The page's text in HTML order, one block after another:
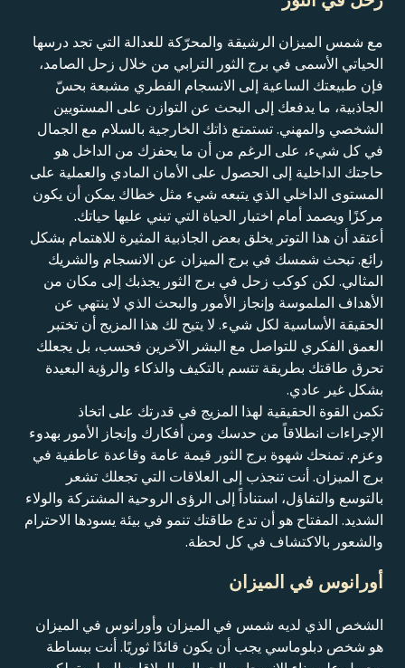
مع شمس الميزان الرشيقة والمحرّكة للعدالة التي تجد درسها
الحياتي الأسمى في برج الثور الترابي من خلال زحل الصامد،
فإن طبيعتك الساعية إلى الانسجام الفطري مشبعة بحسّ
الجاذبية، ما يدفعك إلى البحث عن التوازن على المستويين
الشخصي والمهني. تستمتع ذاتك الخارجية بالسلام مع الجمال
في كل شيء، على الرغم من أن ما يحفزك من الداخل هو
حاجتك الداخلية إلى الحصول على الأمان المادي والعملية على
المستوى الداخلي الذي يتبعه شيء مثل خطاك يمكن أن يكون
مركزًا ويصمد أمام اختبار الحياة التي تبني عليها حياتك.
أعتقد أن هذا التوتر يخلق بعض الجاذبية المثيرة للاهتمام بشكل
رائع. تبحث شمسك في برج الميزان عن الانسجام والشريك
المثالي. لكن كوكب زحل في برج الثور يجذبك إلى مكان من
الأهداف الملموسة وإنجاز الأمور والبحث الذي لا ينتهي عن
الحقيقة الأساسية لكل شيء. لا يتيح لك هذا المزيج أن تختبر
العمق الفكري للتواصل مع البشر الآخرين فحسب، بل يجعلك
تحرق طاقتك بطريقة تتسم بالتكيف والذكاء والرؤية البعيدة
بشكل غير عادي.
تكمن القوة الحقيقية لهذا المزيج في قدرتك على اتخاذ
الإجراءات انطلاقاً من حدسك ومن أفكارك وإنجاز الأمور بهدوء
وعزم. تمنحك شهوة برج الثور قيمة عامة وقاعدة عاطفية في
برج الميزان. أنت تنجذب إلى العلاقات التي تجعلك تشعر
بالتوسع والتفاؤل، استناداً إلى الرؤى الروحية المشتركة والولاء
الشديد. المفتاح هو أن تدع طاقتك تنمو في بيئة يسودها الاحترام
والشعور بالاكتشاف في كل لحظة.
أورانوس في الميزان
الشخص الذي لديه شمس في الميزان وأورانوس في الميزان
هو شخص دبلوماسي يجب أن يكون قائدًا ثوريًا. أنت ببساطة